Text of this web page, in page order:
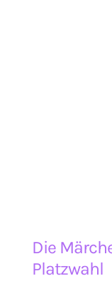
Die
Platzwahl